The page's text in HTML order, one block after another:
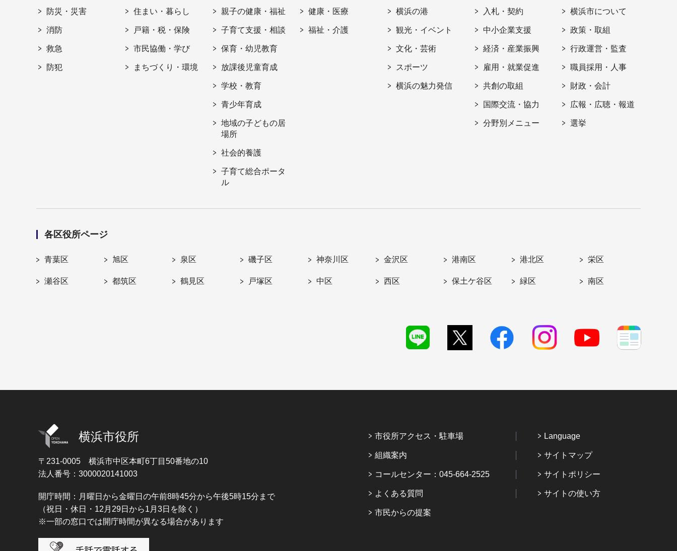
防災・災害
消防
救急
防犯
住まい・暮らし
戸籍・税・保険
市民協働・学び
まちづくり・環境
親子の健康・福祉
子育て支援・相談
保育・幼児教育
放課後児童育成
学校・教育
青少年育成
地域の子どもの居
場所
社会的養護
子育て総合ポータ
ル
健康・医療
福祉・介護
横浜の港
観光・イベント
文化・芸術
スポーツ
横浜の魅力発信
入札・契約
中小企業支援
経済・産業振興
雇用・就業促進
共創の取組
国際交流・協力
分野別メニュー
横浜市について
政策・取組
行政運営・監査
職員採用・人事
財政・会計
広報・広聴・報道
選挙
各区役所ページ
青葉区 旭区 泉区 磯子区 神奈川区 金沢区 港南区 港北区 栄区
瀬谷区 都筑区 鶴見区 戸塚区 中区 西区 保土ケ谷区 緑区 南区
横浜市役所
〒231-0005 横浜市中区本町6丁目50番地の10
法人番号：3000020141003
開庁時間：月曜日から金曜日の午前8時45分から午後5時15分まで
（祝日・休日・12月29日から1月3日を除く）
※一部の窓口では開庁時間が異なる場合があります
市役所アクセス・駐車場
組織案内
コールセンター：045-664-2525
よくある質問
市民からの提案
Language
サイトマップ
サイトポリシー
サイトの使い方